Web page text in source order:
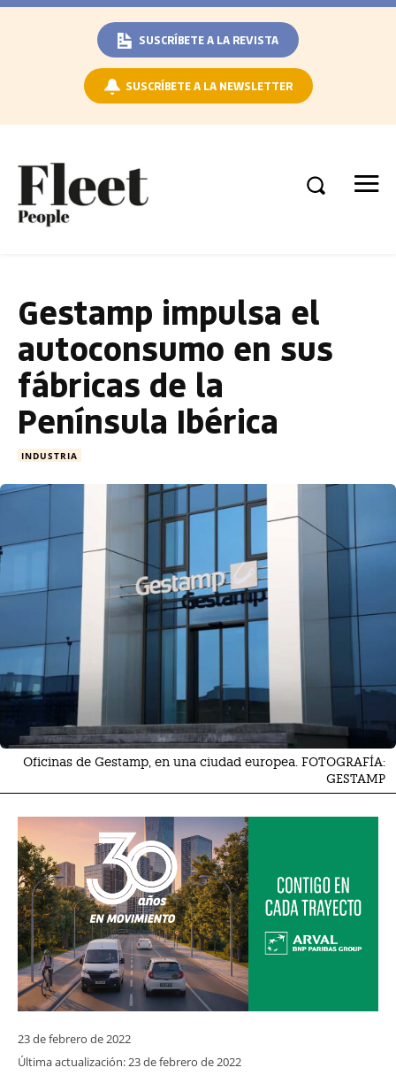
SUSCRÍBETE A LA REVISTA
SUSCRÍBETE A LA NEWSLETTER
Gestamp impulsa el
autoconsumo en sus
fábricas de la
Península Ibérica
INDUSTRIA
Oficinas de Gestamp, en una ciudad europea. FOTOGRAFÍA:
GESTAMP
23 de febrero de 2022
Última actualización:23 de febrero de 2022